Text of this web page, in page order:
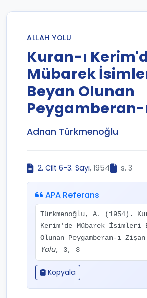
ALLAH YOLU
Kuran-ı
Mübarek
Beyan Olunan
Peygamberan-
Adnan Türkmenoğlu
2. Cilt 6-3. Sayı, 1954 s. 3
APA Referans
Türkmenoğlu, A. (1954).
Kerim'de Mübarek İsimleri
Olunan Peygamberan-ı
Yolu, 3, 3
Kopyala